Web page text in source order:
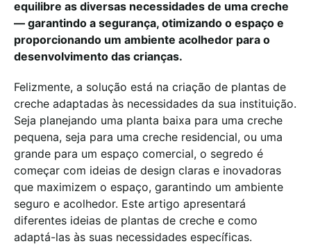
equilibre as diversas necessidades de uma creche
— garantindo a segurança, otimizando o espaço e
proporcionando um ambiente acolhedor para o
desenvolvimento das crianças.
Felizmente, a solução está na criação de plantas de
creche adaptadas às necessidades da sua instituição.
Seja planejando uma planta baixa para uma creche
pequena, seja para uma creche residencial, ou uma
grande para um espaço comercial, o segredo é
começar com ideias de design claras e inovadoras
que maximizem o espaço, garantindo um ambiente
seguro e acolhedor. Este artigo apresentará
diferentes ideias de plantas de creche e como
adaptá-las às suas necessidades específicas.